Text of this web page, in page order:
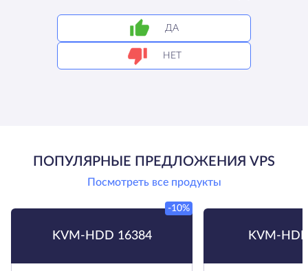
ДА
НЕТ
ПОПУЛЯРНЫЕ ПРЕДЛОЖЕНИЯ VPS
Посмотреть все продукты
KVM-HDD 16384
-10%
KVM-